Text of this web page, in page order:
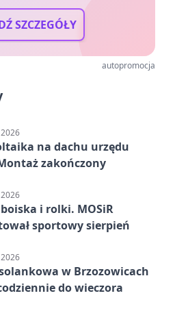
SZCZEGÓŁY
autopromocja
na dachu urzędu
zakończony
i rolki. MOSiR
sportowy sierpień
w Brzozowicach
do wieczora